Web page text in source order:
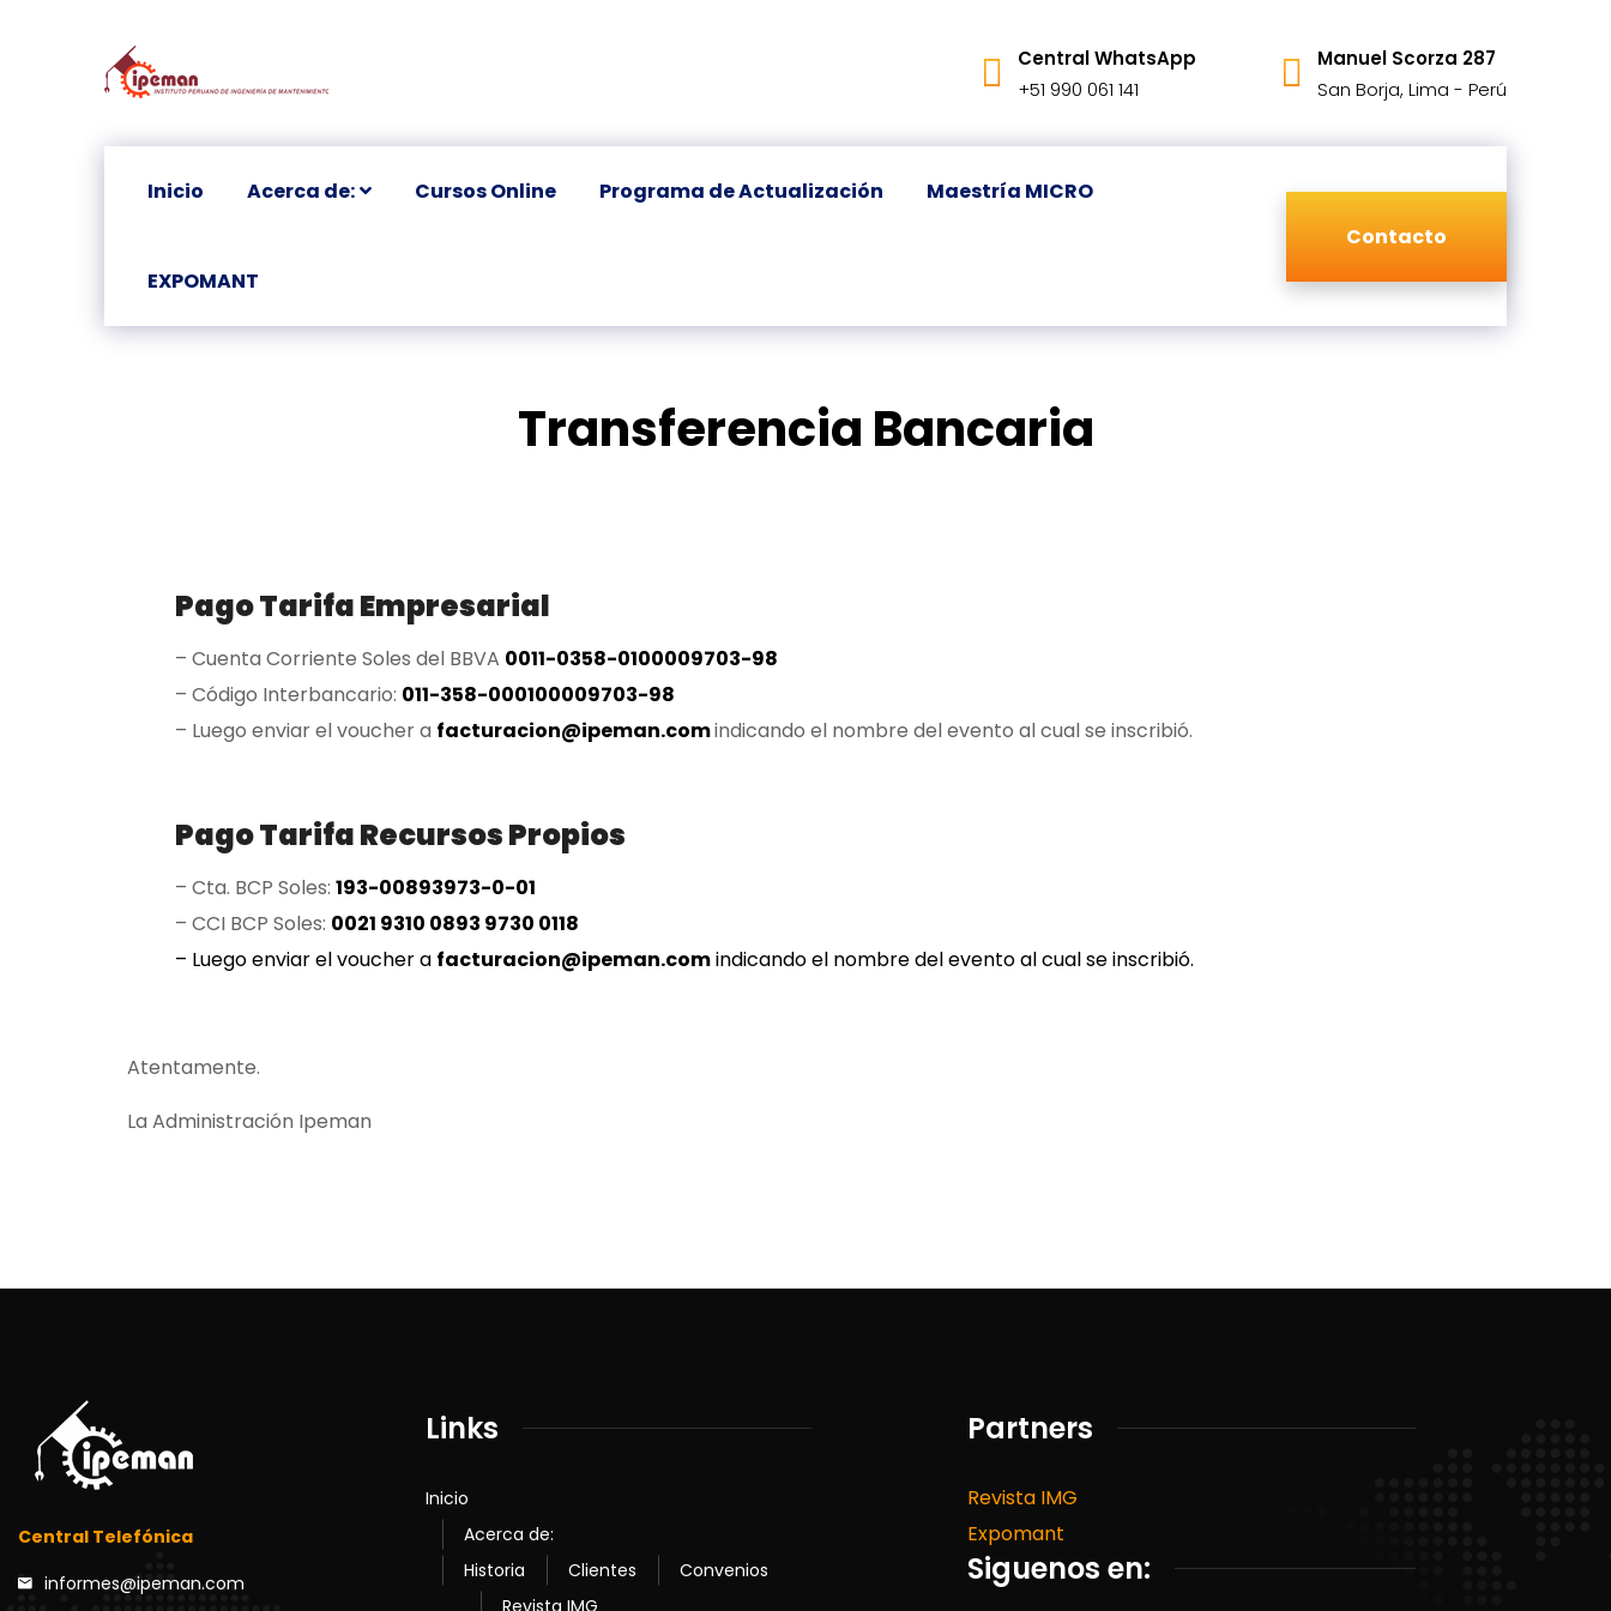
Central WhatsApp
+51 990 061 141
Manuel Scorza 287
San Borja, Lima - Perú
Inicio Acerca de: Cursos Online Programa de Actualización Maestría MICRO
EXPOMANT
Contacto
Transferencia Bancaria
Pago Tarifa Empresarial
– Cuenta Corriente Soles del BBVA 0011-0358-0100009703-98
– Código Interbancario: 011-358-000100009703-98
– Luego enviar el voucher a facturacion@ipeman.comindicando el nombre del evento al cual se inscribió.
Pago Tarifa Recursos Propios
– Cta. BCP Soles: 193-00893973-0-01
– CCI BCP Soles: 0021 9310 0893 9730 0118
– Luego enviar el voucher a facturacion@ipeman.comindicando el nombre del evento al cual se inscribió.
Atentamente.
La Administración Ipeman
Central Telefónica
informes@ipeman.com
Links
Inicio
Acerca de:
Historia
Clientes
Convenios
Revista IMG
Partners
Revista IMG
Expomant
Siguenos en: